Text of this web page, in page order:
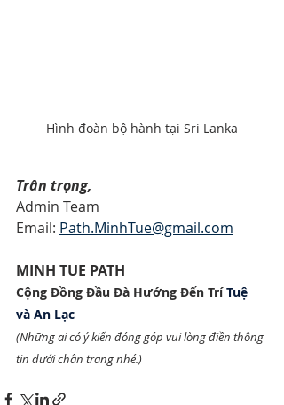
Hình đoàn bộ hành tại Sri Lanka
Trân trọng,
Admin Team
Email: Path.MinhTue@gmail.com
MINH TUE PATH
Cộng Đồng Đầu Đà Hướng Đến Trí Tuệ
và An Lạc
(Những ai có ý kiến đóng góp vui lòng điền thông
tin dưới chân trang nhé.)